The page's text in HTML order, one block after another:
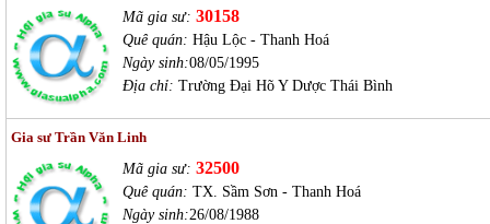
Mã gia sư: 30158
Quê quán: Hậu Lộc - Thanh Hoá
Ngày sinh:08/05/1995
Địa chỉ: Trường Đại Hõ Y Dược Thái Bình
Gia sư Trần Văn Linh
Mã gia sư: 32500
Quê quán: TX. Sầm Sơn - Thanh Hoá
Ngày sinh:26/08/1988